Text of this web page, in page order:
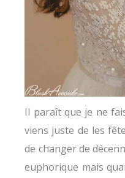
Il paraît que je ne
viens juste de les
de changer de
euphorique mais